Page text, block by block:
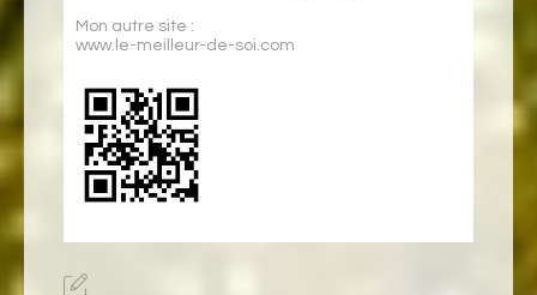
Mon autre site :
www.le-meilleur-de-soi.com